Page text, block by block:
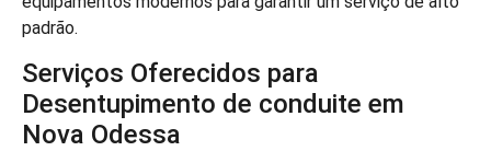
padrão.
Serviços Oferecidos para
Desentupimento de conduite em
Nova Odessa